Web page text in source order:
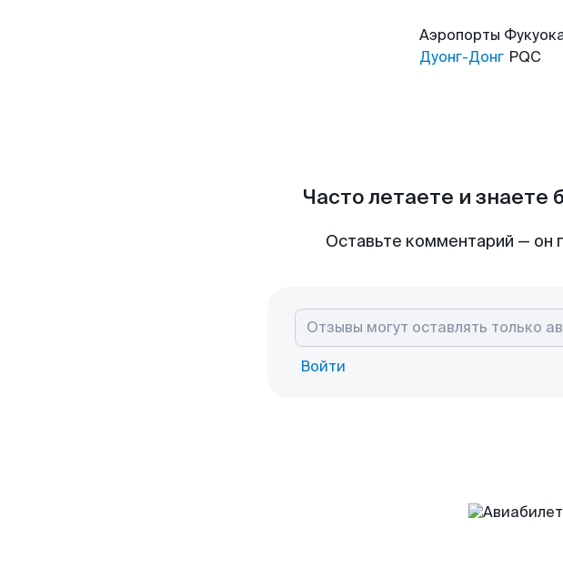
Аэропорты
Дуонг-Донг PQC
Часто летаете и знаете
Оставьте комментарий — он
Войти